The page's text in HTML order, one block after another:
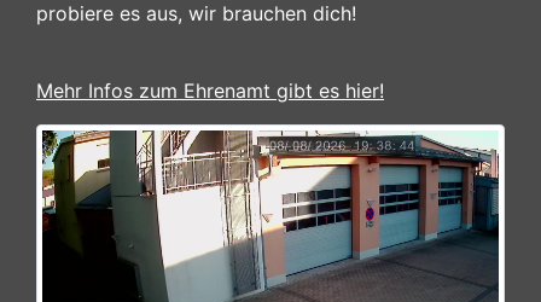
probiere es aus, wir brauchen dich!
Mehr Infos zum Ehrenamt gibt es hier!